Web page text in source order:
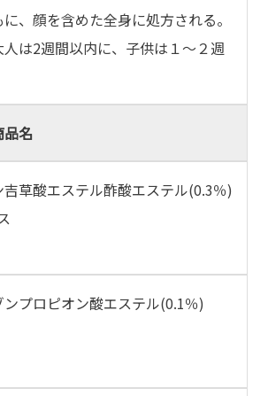
、顔を含めた全身に処方される。
は2週間以内に、子供は１～２週
品名
草酸エステル酢酸エステル(0.3％)
プロピオン酸エステル(0.1％)